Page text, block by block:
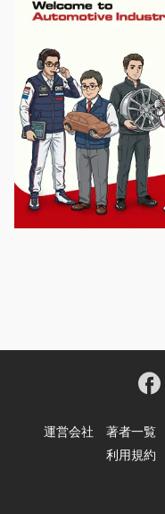
運営会社 著者一覧
利用規約